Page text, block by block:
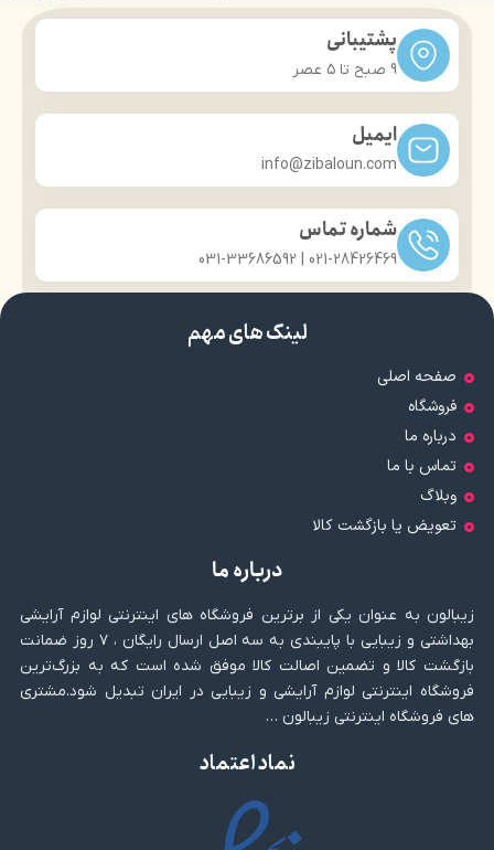
پشتیبانی
9 صبح تا ۵ عصر
ایمیل
info@zibaloun.com
شماره تماس
021-28426469 | 031-33686592
لینک های مهم
صفحه اصلی
فروشگاه
درباره ما
تماس با ما
وبلاگ
تعویض یا بازگشت کالا
درباره ما
زیبالون به عنوان یکی از برترین فروشگاه های اینترنتی لوازم آرایشی
بهداشتی و زیبایی با پایبندی به سه اصل ارسال رایگان ، ۷ روز ضمانت
بازگشت کالا و تضمین اصالت کالا موفق شده است که به بزرگ‌ترین
فروشگاه اینترنتی لوازم آرایشی و زیبایی در ایران تبدیل شود.مشتری
های فروشگاه اینترنتی زیبالون …
نماد اعتماد